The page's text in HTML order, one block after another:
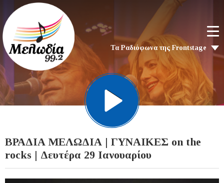
Τα Ραδιόφωνα της Frontstage
ΒΡΑΔΙΑ ΜΕΛΩΔΙΑ | ΓΥΝΑΙΚΕΣ on the
rocks | Δευτέρα 29 Ιανουαρίου